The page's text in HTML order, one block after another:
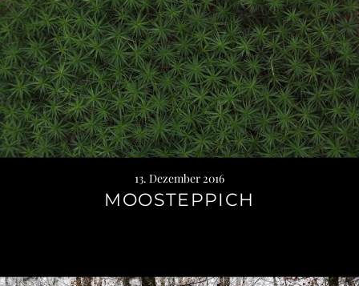
13. Dezember 2016
MOOSTEPPICH